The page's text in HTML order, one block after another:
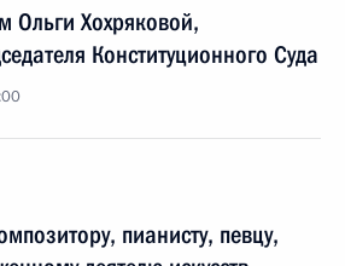
Ольги Хохряковой,
Конституционного Суда
пианисту, певцу,